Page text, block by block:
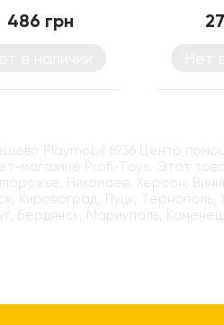
486 грн
Playmobil 6936 Центр
магазине Profi-Toys. Этот
Николаев, Херсон,
Кировоград, Луцк, Тернополь,
Бердянск, Мариуполь,